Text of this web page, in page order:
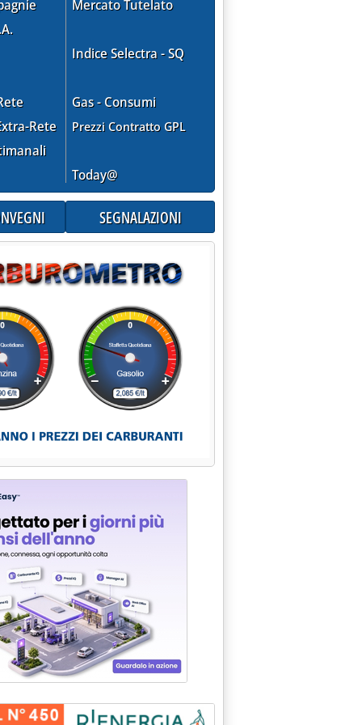
Rete
Mercato Tutelato
Indice Selectra - SQ
Gas - Consumi
Prezzi Contratto GPL
Today@
SEGNALAZIONI